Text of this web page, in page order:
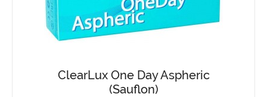
ClearLux One Day Aspheric
(Sauflon)